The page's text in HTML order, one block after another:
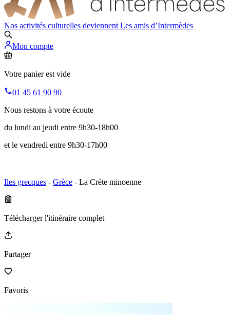
Nos activités culturelles deviennent Les amis d’Intermèdes
Mon compte
Votre panier est vide
01 45 61 90 90
Nous restons à votre écoute
du lundi au jeudi entre 9h30-18h00
et le vendredi entre 9h30-17h00
Iles grecques - Grèce - La Crète minoenne
Télécharger l'itinéraire complet
Partager
Favoris